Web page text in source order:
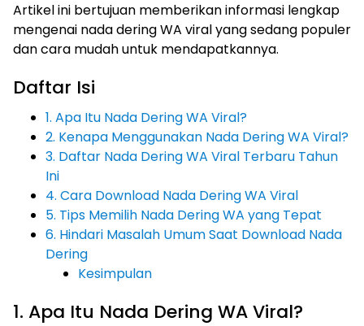
Artikel ini bertujuan memberikan informasi lengkap
mengenai nada dering WA viral yang sedang populer
dan cara mudah untuk mendapatkannya.
Daftar Isi
1. Apa Itu Nada Dering WA Viral?
2. Kenapa Menggunakan Nada Dering WA Viral?
3. Daftar Nada Dering WA Viral Terbaru Tahun
Ini
4. Cara Download Nada Dering WA Viral
5. Tips Memilih Nada Dering WA yang Tepat
6. Hindari Masalah Umum Saat Download Nada
Dering
Kesimpulan
1. Apa Itu Nada Dering WA Viral?